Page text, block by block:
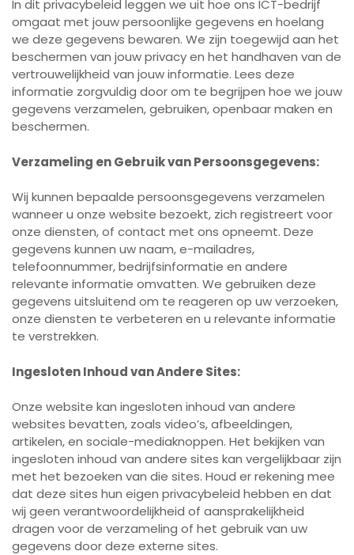
In dit privacybeleid leggen we uit hoe ons ICT-bedrijf
omgaat met jouw persoonlijke gegevens en hoelang
we deze gegevens bewaren. We zijn toegewijd aan het
beschermen van jouw privacy en het handhaven van de
vertrouwelijkheid van jouw informatie. Lees deze
informatie zorgvuldig door om te begrijpen hoe we jouw
gegevens verzamelen, gebruiken, openbaar maken en
beschermen.
Verzameling en Gebruik van Persoonsgegevens:
Wij kunnen bepaalde persoonsgegevens verzamelen
wanneer u onze website bezoekt, zich registreert voor
onze diensten, of contact met ons opneemt. Deze
gegevens kunnen uw naam, e-mailadres,
telefoonnummer, bedrijfsinformatie en andere
relevante informatie omvatten. We gebruiken deze
gegevens uitsluitend om te reageren op uw verzoeken,
onze diensten te verbeteren en u relevante informatie
te verstrekken.
Ingesloten Inhoud van Andere Sites:
Onze website kan ingesloten inhoud van andere
websites bevatten, zoals video’s, afbeeldingen,
artikelen, en sociale-mediaknoppen. Het bekijken van
ingesloten inhoud van andere sites kan vergelijkbaar zijn
met het bezoeken van die sites. Houd er rekening mee
dat deze sites hun eigen privacybeleid hebben en dat
wij geen verantwoordelijkheid of aansprakelijkheid
dragen voor de verzameling of het gebruik van uw
gegevens door deze externe sites.